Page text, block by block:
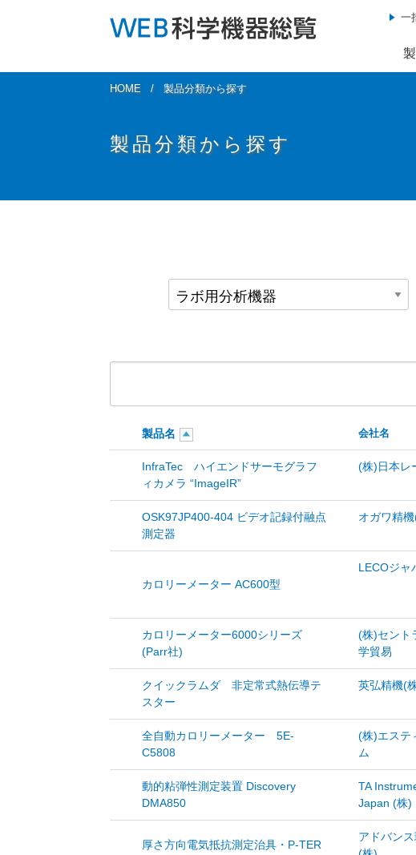
一
HOME 製品分類から探す
製品分類から探す
製品名 会社名
InfraTec ハイエンドサーモグラフ
ィカメラ “ImageIR”
(株)日本レ
OSK97JP400-404 ビデオ記録付融点
測定器
オガワ精
カロリーメーター AC600型
LECOジャ
カロリーメーター6000シリーズ
(Parr社)
(株)セント
学貿易
クイックラムダ 非定常式熱伝導テ
スター
英弘精機(
全自動カロリーメーター 5E-
C5808
(株)エステ
ム
動的粘弾性測定装置 Discovery
DMA850
TA
Japan (株)
厚さ方向電気抵抗測定治具・P-TER
アドバン